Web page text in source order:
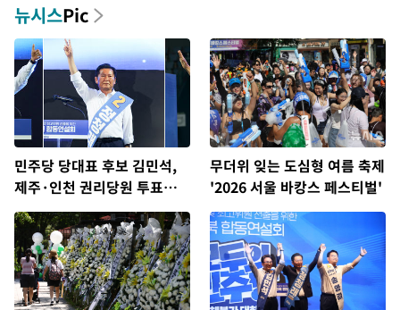
뉴시스Pic
민주당 당대표 후보 김민석,
제주·인천 권리당원 투표서
정청래에 승리
무더위 잊는 도심형 여름 축제
'2026 서울 바캉스 페스티벌'